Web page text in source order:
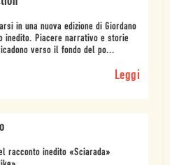
in una nuova edizione di Giordano
inedito. Piacere narrativo e storie
verso il fondo del po...
Leggi
racconto inedito «Sciarada»